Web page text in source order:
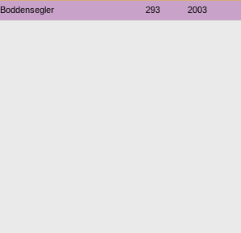
Boddensegler 293 2003